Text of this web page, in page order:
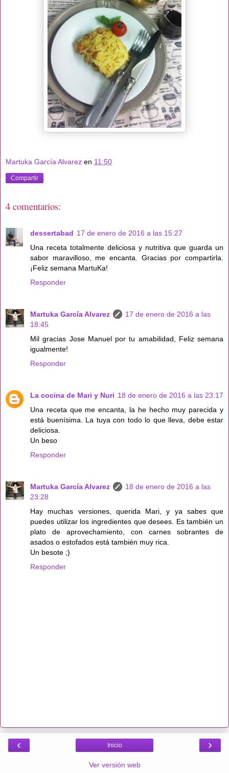
Martuka García Alvarez en 11:50
Compartir
4 comentarios:
dessertabad 17 de enero de 2016 a las 15:27
Una receta totalmente deliciosa y nutritiva que guarda un
sabor maravilloso, me encanta. Gracias por compartirla.
¡Feliz semana MartuKa!
Responder
Martuka García Alvarez
17 de enero de 2016 a las
18:45
Mil gracias Jose Manuel por tu amabilidad, Feliz semana
igualmente!
Responder
La cocina de Mari y Nuri 18 de enero de 2016 a las 23:17
Una receta que me encanta, la he hecho muy parecida y
está buenísima. La tuya con todo lo que lleva, debe estar
deliciosa.
Un beso
Responder
Martuka García Alvarez
18 de enero de 2016 a las
23:28
Hay muchas versiones, querida Mari, y ya sabes que
puedes utilizar los ingredientes que desees. Es también un
plato de aprovechamiento, con carnes sobrantes de
asados o estofados está también muy rica.
Un besote ;)
Responder
‹ ›
Inicio
Ver versión web